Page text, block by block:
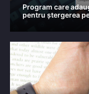
Program care
pentru ștergerea